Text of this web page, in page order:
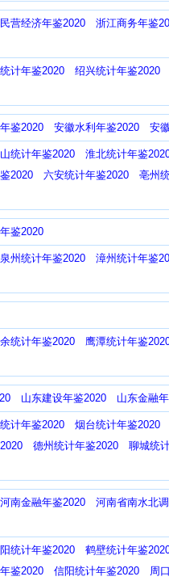
营经济年鉴2020 浙江商务年鉴
计年鉴2020 绍兴统计年鉴2020
鉴2020 安徽水利年鉴2020 安
统计年鉴2020 淮北统计年鉴
2020 六安统计年鉴2020 亳州
鉴2020
泉州统计年鉴2020 漳州统计年鉴
统计年鉴2020 鹰潭统计年鉴
山东建设年鉴2020 山东金融
计年鉴2020 烟台统计年鉴2020
德州统计年鉴2020 聊城统
河南金融年鉴2020 河南省南水北
统计年鉴2020 鹤壁统计年鉴
鉴2020 信阳统计年鉴2020 周